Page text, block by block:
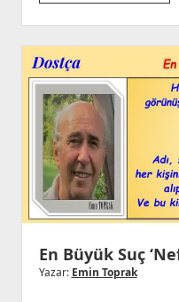
En Büyük Suç
Yazar: Emin Toprak